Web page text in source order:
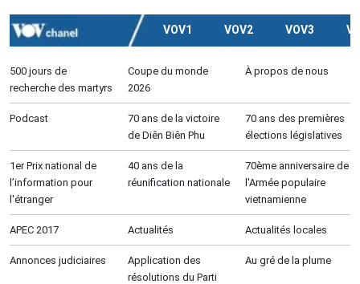
VOV1 VOV2 VOV3
500 jours de
recherche des martyrs
Coupe du monde
2026
À propos de nous
Podcast
70 ans de la victoire
de Diên Biên Phu
70 ans des premières
élections législatives
1er Prix national de
l’information pour
l'étranger
40 ans de la
réunification nationale
70ème anniversaire de
l'Armée populaire
vietnamienne
APEC 2017 Actualités Actualités locales
Annonces judiciaires
Application des
résolutions du Parti
Au gré de la plume